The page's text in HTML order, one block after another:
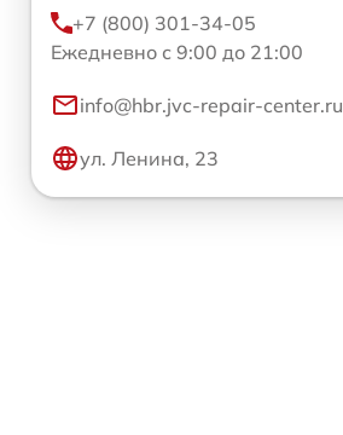
+7 (800) 301-34-05
Ежедневно с 9:00 до 21:00
info@hbr.jvc-repair-center.ru
ул. Ленина, 23